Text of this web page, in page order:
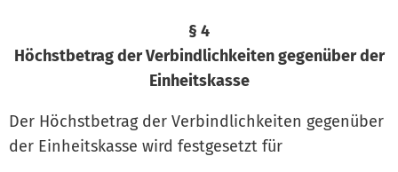
§ 4
Höchstbetrag der Verbindlichkeiten gegenüber der
Einheitskasse
Der Höchstbetrag der Verbindlichkeiten gegenüber
der Einheitskasse wird festgesetzt für